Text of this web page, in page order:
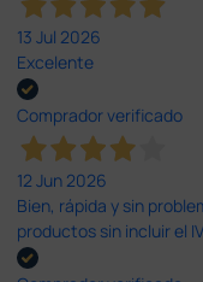
13 Jul 2026
Excelente
Comprador verificado
12 Jun 2026
Bien, rápida y sin
productos sin incluir el